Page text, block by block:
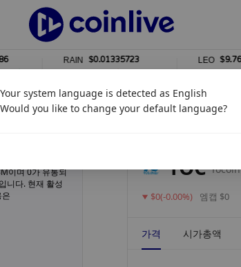
RAIN $0.01335723
1%
$9.76
0%
이며 0가 유통되
니다. 현재 활성
YOC Yocoin
$0(-0.00%) 엠캡 $0
가격 시가총액
Your system language is detected as English
Would you like to change your default language?